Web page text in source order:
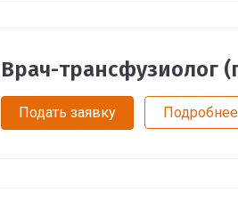
Врач-трансфузиолог
Подать заявку Подробнее